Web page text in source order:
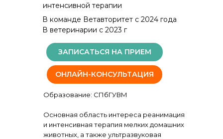
интенсивной терапии
В команде Ветавторитет с 2024 года
В ветеринарии с 2023 г
Образование: СПбГУВМ
Основная область интереса реанимация
и интенсивная терапия мелких домашних
животных, а также ультразвуковая
ЗАПИСАТЬСЯ НА ПРИЕМ
ОНЛАЙН-КОНСУЛЬТАЦИЯ